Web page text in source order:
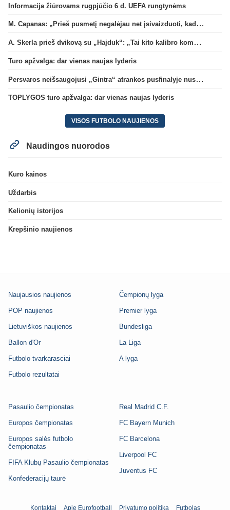
Informacija žiūrovams rugpjūčio 6 d. UEFA rungtynėms
M. Capanas: „Prieš pusmetį negalėjau net įsivaizduoti, kad žaisime prieš „Hajduk“
A. Skerla prieš dvikovą su „Hajduk“: „Tai kito kalibro komanda“
Turo apžvalga: dar vienas naujas lyderis
Persvaros neišsaugojusi „Gintra“ atrankos pusfinalyje nusileido Škotijos čempionėms
TOPLYGOS turo apžvalga: dar vienas naujas lyderis
VISOS FUTBOLO NAUJIENOS
Naudingos nuorodos
Kuro kainos
Uždarbis
Kelionių istorijos
Krepšinio naujienos
Naujausios naujienos
POP naujienos
Lietuviškos naujienos
Ballon d'Or
Futbolo tvarkarasciai
Futbolo rezultatai
Čempionų lyga
Premier lyga
Bundesliga
La Liga
A lyga
Pasaulio čempionatas
Europos čempionatas
Europos salės futbolo
čempionatas
FIFA Klubų Pasaulio čempionatas
Konfederacijų taurė
Real Madrid C.F.
FC Bayern Munich
FC Barcelona
Liverpool FC
Juventus FC
Kontaktai Apie Eurofootball Privatumo politika Futbolas